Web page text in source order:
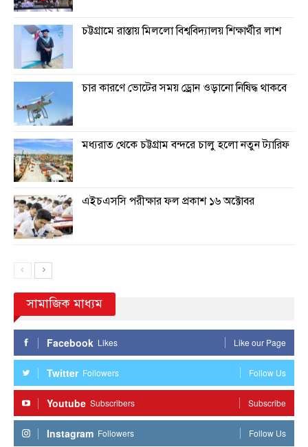
চট্টগ্রামে রাস্তায় মিললো বিশ্ববিদ্যালয় শিক্ষার্থীর লাশ
চার কারণে ভোটের সময় ড্রোন ওড়ানো নিষিদ্ধ থাকবে
মধ্যরাত থেকে চট্টগ্রাম বন্দরে চালু হলো নতুন ট্যারিফ
এইচএসসি পরীক্ষার ফল প্রকাশ ১৬ অক্টোবর
সামাজিক মাধ্যম
Facebook Likes Like our Page
Twitter Followers Follow Us
Youtube Subscribers Subscribe
Instagram Followers Follow Us